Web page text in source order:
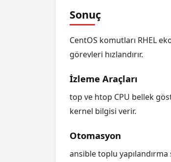
Sonuç
CentOS komutları RHEL
görevleri hızlandırır.
İzleme Araçları
top ve htop CPU bellek
kernel bilgisi verir.
Otomasyon
ansible toplu